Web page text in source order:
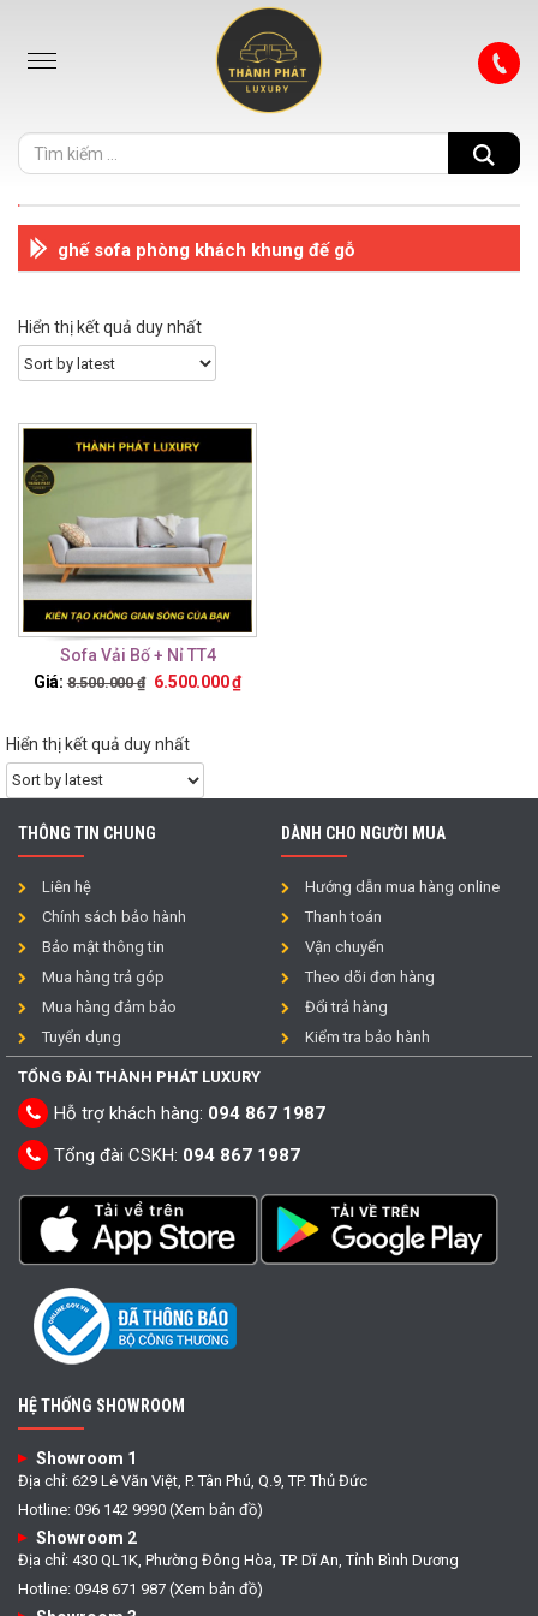
ghế sofa phòng khách khung đế gỗ
Hiển thị kết quả duy nhất
Sofa Vải Bố + Nỉ TT4
Giá: 8.500.000₫ 6.500.000₫
Hiển thị kết quả duy nhất
THÔNG TIN CHUNG
Liên hệ
Chính sách bảo hành
Bảo mật thông tin
Mua hàng trả góp
Mua hàng đảm bảo
Tuyển dụng
DÀNH CHO NGƯỜI MUA
Hướng dẫn mua hàng online
Thanh toán
Vận chuyển
Theo dõi đơn hàng
Đổi trả hàng
Kiểm tra bảo hành
TỔNG ĐÀI THÀNH PHÁT LUXURY
Hỗ trợ khách hàng: 094 867 1987
Tổng đài CSKH: 094 867 1987
HỆ THỐNG SHOWROOM
Showroom 1
Địa chỉ: 629 Lê Văn Việt, P. Tân Phú, Q.9, TP. Thủ Đức
Hotline: 096 142 9990 (Xem bản đồ)
Showroom 2
Địa chỉ: 430 QL1K, Phường Đông Hòa, TP. Dĩ An, Tỉnh Bình Dương
Hotline: 0948 671 987 (Xem bản đồ)